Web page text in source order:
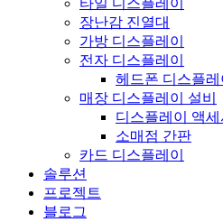
타일 ​​디스플레이
장난감 진열대
가방 디스플레이
전자 디스플레이
헤드폰 디스플레
매장 디스플레이 설비
디스플레이 액세
소매점 간판
카드 디스플레이
솔루션
프로젝트
블로그